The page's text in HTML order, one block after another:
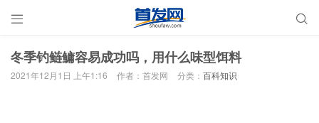
 
冬季钓鲢鳙容易成功吗，用什么味型饵料
2021年12月1日 上午1:16 作者：首发网 分类： 百科知识